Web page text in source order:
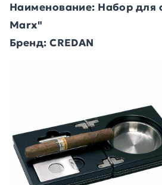
Наименование: Набор для
Marx"
Бренд: CREDAN